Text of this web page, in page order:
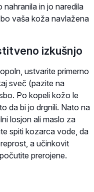
in jo naredila
vaša koža navlažena
izkušnjo
ustvarite primerno
sveč (pazite na
Po kopeli kožo le
da bi jo drgnili. Nato na
losjon ali maslo za
spiti kozarca vode, da
a učinkovit
prerojene.